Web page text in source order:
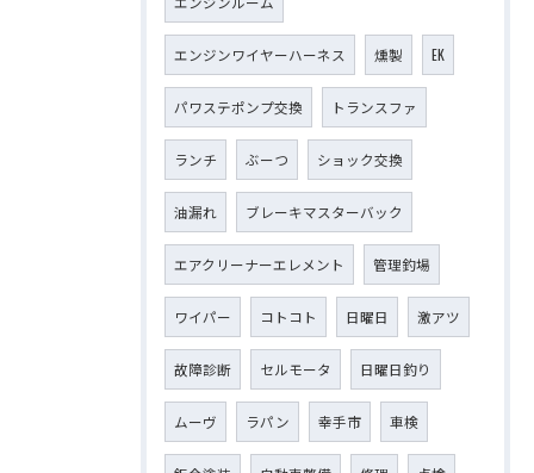
エンジンワイヤーハーネス 燻製 EK
パワステポンプ交換 トランスファ
ランチ ぶーつ ショック交換
油漏れ ブレーキマスターバック
エアクリーナーエレメント 管理釣場
ワイパー コトコト 日曜日 激アツ
故障診断 セルモータ 日曜日釣り
ムーヴ ラパン 幸手市 車検